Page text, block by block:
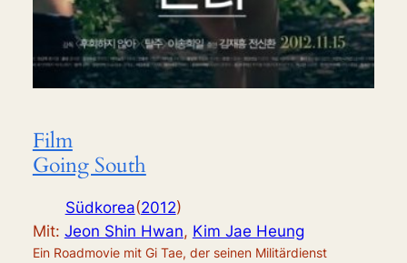
Film
Going South
Südkorea(2012)
Mit: Jeon Shin Hwan, Kim Jae Heung
Ein Roadmovie mit Gi Tae, der seinen Militärdienst